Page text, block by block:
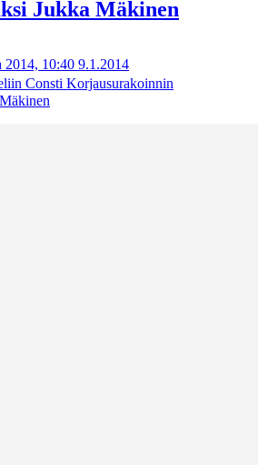
Jukka Mäkinen
2014, 10:40 9.1.2014
Consti Korjausurakoinnin